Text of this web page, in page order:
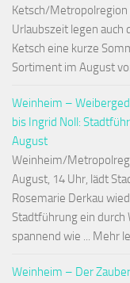
Ketsch/
Urlaubszeit legen auch
Ketsch eine kurze
Sortiment im August
Weinheim –
bis Ingrid Noll:
August
Weinheim/
August, 14 Uhr, lädt
Rosemarie Derkau
Stadtführung ein durch
spannend wie ... Mehr
Weinheim – Der